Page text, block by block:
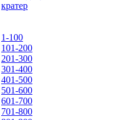
кратер
1-100
101-200
201-300
301-400
401-500
501-600
601-700
701-800